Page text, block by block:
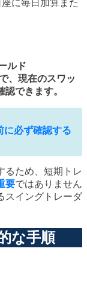
に毎日加算また
ルド
、現在のスワッ
できます。
に必ず確認する
るため、短期トレ
要ではありません
スイングトレーダ
な手順